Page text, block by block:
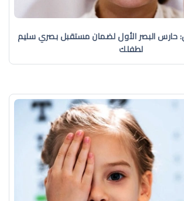
حارس البصر الأول لضمان مستقبل بصري سليم
لطفلك